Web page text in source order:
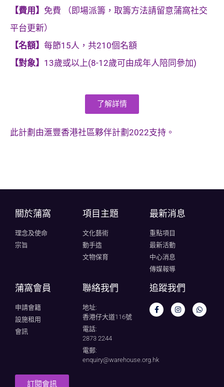
【費用】 免費 （即場派籌，取籌方法請留意蒲窩社交
平台更新）
【名額】 每節15人，共210個名額
【對象】 13歲或以上(8-12歲可由成年人陪同參加)
了解詳情
此計劃由滙豐香港社區夥伴計劃2022支持。
關於蒲窩​
理念及使命
宗旨
項目主題
文化藝術
動手造
文物保育
最新消息
重點項目
最新活動
中心消息
傳媒報導
蒲窩會員
申請會籍
設施租用
會訊
聯絡我們
地址:
香港仔大道116號
電話:
2873 2244
電郵:
enquiry@warehouse.org.hk
追蹤我們
訂閱會訊